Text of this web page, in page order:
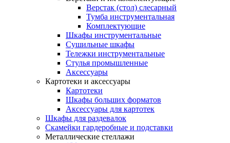
Верстак (стол) слесарный
Тумба инструментальная
Комплектующие
Шкафы инструментальные
Сушильные шкафы
Тележки инструментальные
Стулья промышленные
Аксессуары
Картотеки и аксессуары
Картотеки
Шкафы больших форматов
Аксессуары для картотек
Шкафы для раздевалок
Скамейки гардеробные и подставки
Металлические стеллажи